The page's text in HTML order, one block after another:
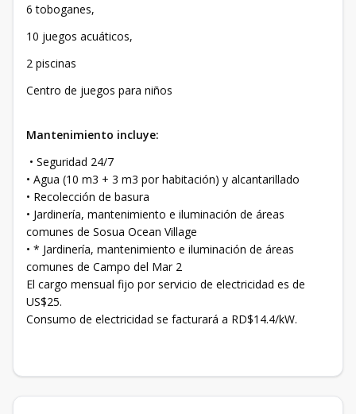
6 toboganes,
10 juegos acuáticos,
2 piscinas
Centro de juegos para niños
Mantenimiento incluye:
• Seguridad 24/7
• Agua (10 m3 + 3 m3 por habitación) y alcantarillado
• Recolección de basura
• Jardinería, mantenimiento e iluminación de áreas
comunes de Sosua Ocean Village
• * Jardinería, mantenimiento e iluminación de áreas
comunes de Campo del Mar 2
El cargo mensual fijo por servicio de electricidad es de
US$25.
Consumo de electricidad se facturará a RD$14.4/kW.